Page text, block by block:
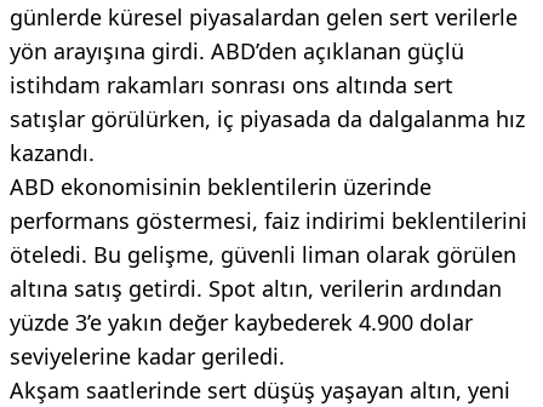
günlerde küresel piyasalardan gelen sert verilerle
yön arayışına girdi. ABD’den açıklanan güçlü
istihdam rakamları sonrası ons altında sert
satışlar görülürken, iç piyasada da dalgalanma hız
kazandı.
ABD ekonomisinin beklentilerin üzerinde
performans göstermesi, faiz indirimi beklentilerini
öteledi. Bu gelişme, güvenli liman olarak görülen
altına satış getirdi. Spot altın, verilerin ardından
yüzde 3’e yakın değer kaybederek 4.900 dolar
seviyelerine kadar geriledi.
Akşam saatlerinde sert düşüş yaşayan altın, yeni